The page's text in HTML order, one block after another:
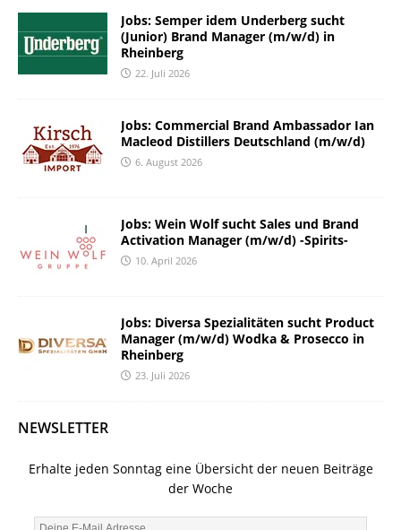
Jobs: Semper idem Underberg sucht
(Junior) Brand Manager (m/w/d) in
Rheinberg
22. Juli 2026
Jobs: Commercial Brand Ambassador Ian
Macleod Distillers Deutschland (m/w/d)
6. August 2026
Jobs: Wein Wolf sucht Sales und Brand
Activation Manager (m/w/d) -Spirits-
10. April 2026
Jobs: Diversa Spezialitäten sucht Product
Manager (m/w/d) Wodka & Prosecco in
Rheinberg
23. Juli 2026
NEWSLETTER
Erhalte jeden Sonntag eine Übersicht der neuen Beiträge
der Woche